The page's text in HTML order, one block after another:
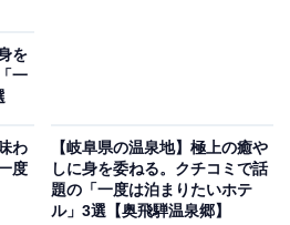
屋（画像：「奥飯坂 穴原温泉 匠のこころ
を
一
わ
度
【岐阜県の温泉地】極上の癒や
しに身を委ねる。クチコミで話
題の「一度は泊まりたいホテ
ル」3選【奥飛騨温泉郷】